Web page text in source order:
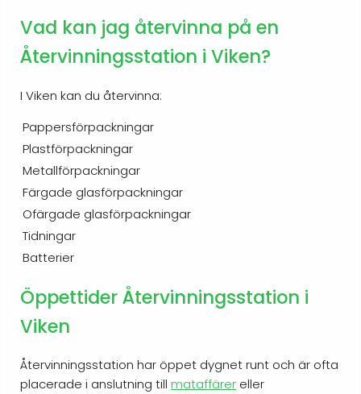
Vad kan jag återvinna på en
Återvinningsstation i Viken?
I Viken kan du återvinna:
Pappersförpackningar
Plastförpackningar
Metallförpackningar
Färgade glasförpackningar
Ofärgade glasförpackningar
Tidningar
Batterier
Öppettider Återvinningsstation i
Viken
Återvinningsstation har öppet dygnet runt och är ofta
placerade i anslutning till mataffärer eller